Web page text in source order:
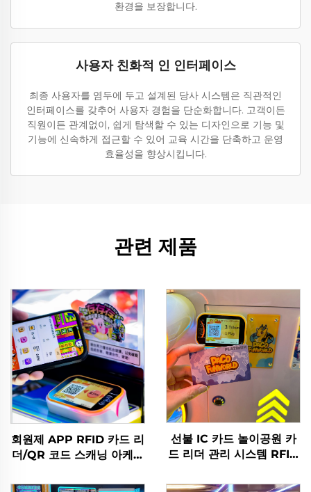
환경을 보장합니다.
사용자 친화적 인 인터페이스
최종 사용자를 염두에 두고 설계된 당사 시스템은 직관적인
인터페이스를 갖추어 사용자 경험을 단순화합니다. 고객이든
직원이든 관계없이, 쉽게 탐색할 수 있는 디자인으로 기능 및
기능에 신속하게 접근할 수 있어 교육 시간을 단축하고 운영
효율성을 향상시킵니다.
관련 제품
회원제 APP RFID 카드 리
더/QR 코드 스캐닝 아케이
선불 IC 카드 놀이공원 카
드 리더 관리 시스템 RFID